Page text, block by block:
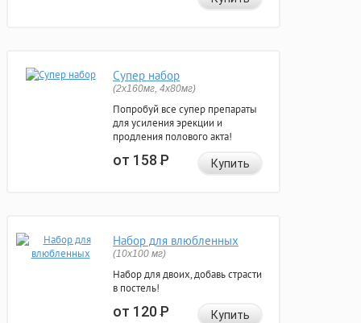
Супер набор
(2х160мг, 4х80мг)
Попробуй все супер препараты
для усиления эрекции и
продления полового акта!
от 158Р Купить
Набор для влюбленных
(10х100 мг)
Набор для двоих, добавь страсти
в постель!
от 120Р Купить